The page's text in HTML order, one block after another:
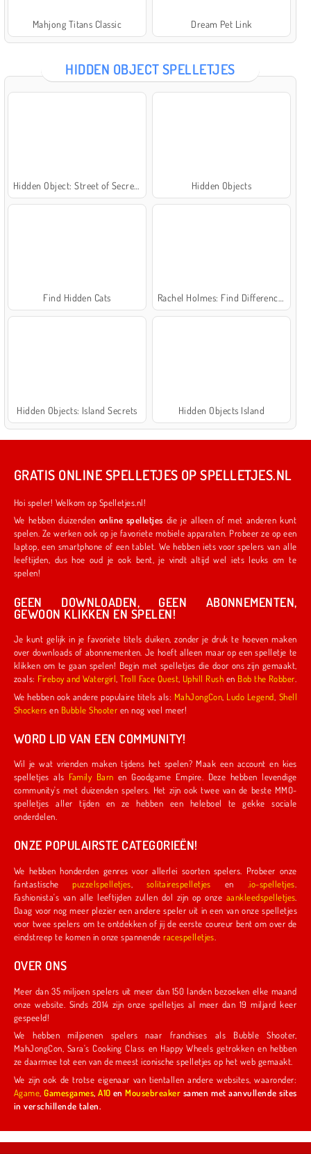
Mahjong Titans Classic Dream Pet Link
HIDDEN OBJECT SPELLETJES
Hidden Objects
Find Hidden Cats
Hidden Objects: Island Secrets Hidden Objects Island
GRATIS ONLINE SPELLETJES OP SPELLETJES.NL
Hoi speler! Welkom op Spelletjes.nl!
We hebben duizenden online spelletjes die je alleen of met anderen kunt
spelen. Ze werken ook op je favoriete mobiele apparaten. Probeer ze op een
laptop, een smartphone of een tablet. We hebben iets voor spelers van alle
leeftijden, dus hoe oud je ook bent, je vindt altijd wel iets leuks om te
spelen!
GEEN DOWNLOADEN, GEEN ABONNEMENTEN,
GEWOON KLIKKEN EN SPELEN!
Je kunt gelijk in je favoriete titels duiken, zonder je druk te hoeven maken
over downloads of abonnementen. Je hoeft alleen maar op een spelletje te
klikken om te gaan spelen! Begin met spelletjes die door ons zijn gemaakt,
zoals:
Fireboy and Watergirl ,Troll Face Quest Uphill Rush en Bob the Robber
We hebben ook andere populaire titels als: MahJongCon Ludo Legend Shell
Shockers en Bubble Shooter en nog veel meer!
WORD LID VAN EEN COMMUNITY!
Wil je wat vrienden maken tijdens het spelen? Maak een account en kies
spelletjes als
Family Barn en Goodgame Empire. Deze hebben levendige
community's met duizenden spelers. Het zijn ook twee van de beste MMO-
spelletjes aller tijden en ze hebben een heleboel te gekke sociale
onderdelen.
ONZE POPULAIRSTE CATEGORIEËN!
We hebben honderden genres voor allerlei soorten spelers. Probeer onze
fantastischepuzzelspelletjes solitairespelletjes en .io-spelletjes
Fashionista's van alle leeftijden zullen dol zijn op onze aankleedspelletjes
Daag voor nog meer plezier een andere speler uit in een van onze spelletjes
voor twee spelers om te ontdekken of jij de eerste coureur bent om over de
eindstreep te komen in onze spannenderacespelletjes
OVER ONS
Meer dan 35 miljoen spelers uit meer dan 150 landen bezoeken elke maand
onze website. Sinds 2014 zijn onze spelletjes al meer dan 19 miljard keer
gespeeld!
We hebben miljoenen spelers naar franchises als Bubble Shooter,
MahJongCon, Sara's Cooking Class en Happy Wheels getrokken en hebben
ze daarmee tot een van de meest iconische spelletjes op het web gemaakt.
We zijn ook de trotse eigenaar van tientallen andere websites, waaronder:
Agame ,Gamesgames,A10 enMousebreaker samen met aanvullende sites
in verschillende talen.